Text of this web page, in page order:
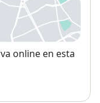
en una nueva
online en esta